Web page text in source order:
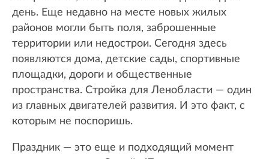
день. Еще недавно на месте новых жилых
районов могли быть поля, заброшенные
территории или недострои. Сегодня здесь
появляются дома, детские сады, спортивные
площадки, дороги и общественные
пространства. Стройка для Ленобласти — один
из главных двигателей развития. И это факт, с
которым не поспоришь.
Праздник — это еще и подходящий момент